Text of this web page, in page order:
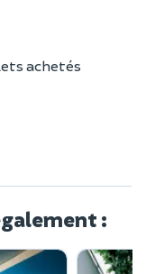
achetés
: